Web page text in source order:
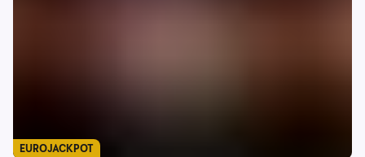
EUROJACKPOT